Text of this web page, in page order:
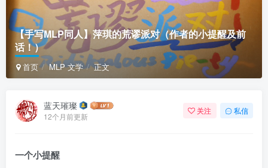
【手写MLP同人】萍琪的荒谬派对（作者的小提醒及前
话！）
首页 MLP 文学 正文
蓝天璀璨
12个月前更新
关注 私信
一个小提醒